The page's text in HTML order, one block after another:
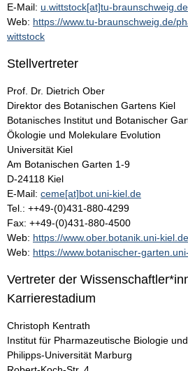
E-Mail: u.wittstock[at]tu-braunschweig.de
Web: https://www.tu-braunschweig.de/
wittstock
Stellvertreter
Prof. Dr. Dietrich Ober
Direktor des Botanischen Gartens Kiel
Botanisches Institut und Botanischer
Ökologie und Molekulare Evolution
Universität Kiel
Am Botanischen Garten 1-9
D-24118 Kiel
E-Mail: ceme[at]bot.uni-kiel.de
Tel.: ++49-(0)431-880-4299
Fax: ++49-(0)431-880-4500
Web: https://www.ober.botanik.uni-
Web: https://www.botanischer-
Vertreter der
Karrierestadium
Christoph Kentrath
Institut für Pharmazeutische Biologie
Philipps-Universität Marburg